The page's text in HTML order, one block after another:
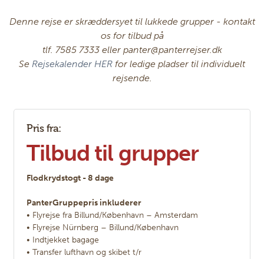
Denne rejse er skræddersyet til lukkede grupper - kontakt
os for tilbud på
tlf. 7585 7333 eller panter@panterrejser.dk
Se Rejsekalender HER for ledige pladser til individuelt
rejsende.
Pris fra:
Tilbud til grupper
Flodkrydstogt - 8 dage
PanterGruppepris inkluderer
• Flyrejse fra Billund/København – Amsterdam
• Flyrejse Nürnberg – Billund/København
• Indtjekket bagage
• Transfer lufthavn og skibet t/r